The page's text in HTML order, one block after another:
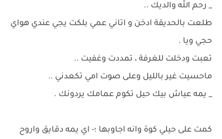
_ رحم الله والديك ..
طلعت بالحديقة ادخن و اتاني عمي بلكت يجي عندي هواي
حجي ويا .
تعبت ودخلت للغرفة ، تمددت وغفيت ..
ماحسيت غير بالليل وعلى صوت امي تكعدني ..
_ يمه عياش بيك حيل تكوم عمامك يردونك .
كمت على حيلي كوة وانه اجاوبها ؛- اي يمه دقايق واروح